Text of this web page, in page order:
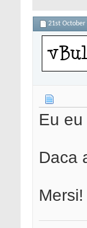
21st October
Eu eu
Daca
Mersi!